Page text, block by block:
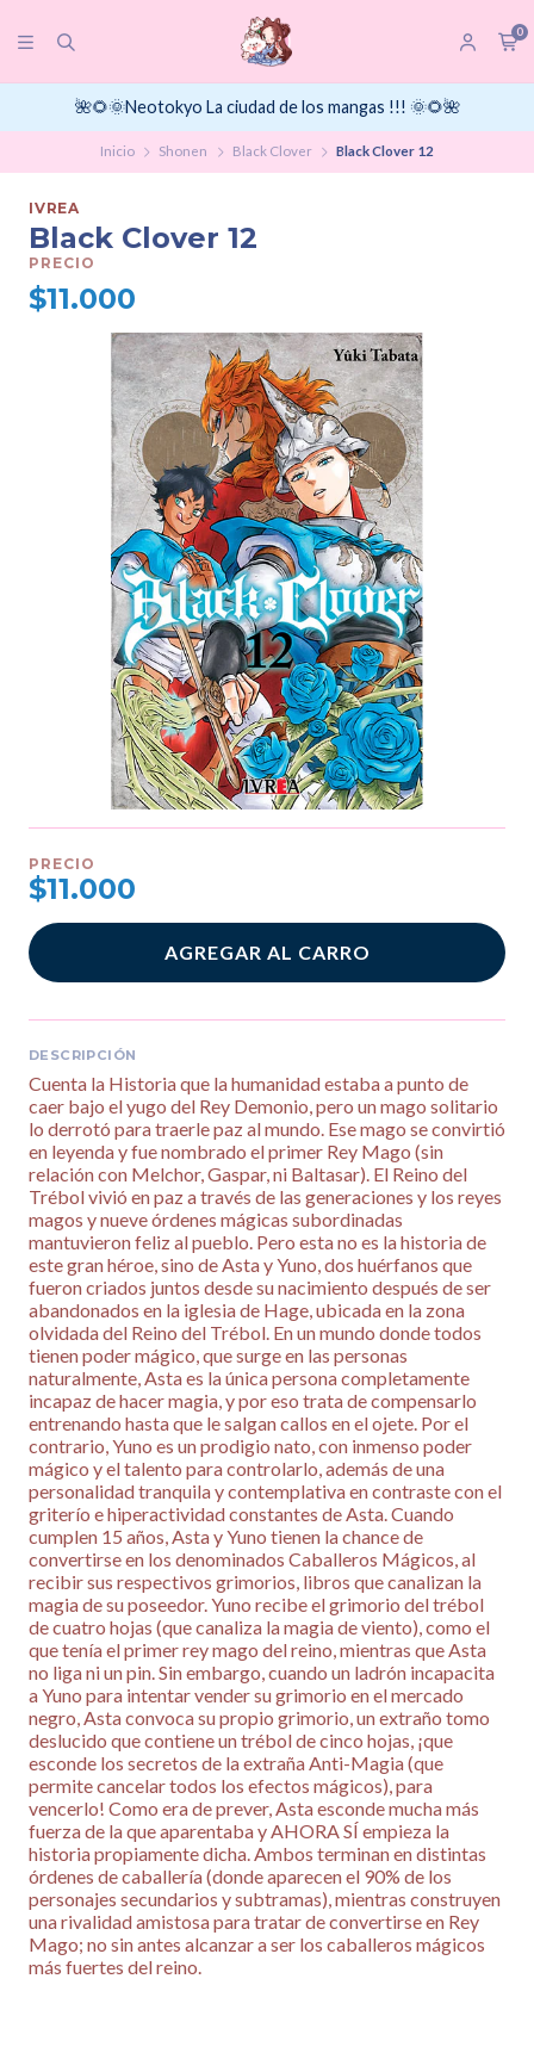
0
🌺🌻🌞Neotokyo La ciudad de los mangas !!! 🌞🌻🌺
Inicio Shonen Black Clover Black Clover 12
IVREA
Black Clover 12
PRECIO
$11.000
PRECIO
$11.000
AGREGAR AL CARRO
DESCRIPCIÓN
Cuenta la Historia que la humanidad estaba a punto de
caer bajo el yugo del Rey Demonio, pero un mago solitario
lo derrotó para traerle paz al mundo. Ese mago se convirtió
en leyenda y fue nombrado el primer Rey Mago (sin
relación con Melchor, Gaspar, ni Baltasar). El Reino del
Trébol vivió en paz a través de las generaciones y los reyes
magos y nueve órdenes mágicas subordinadas
mantuvieron feliz al pueblo. Pero esta no es la historia de
este gran héroe, sino de Asta y Yuno, dos huérfanos que
fueron criados juntos desde su nacimiento después de ser
abandonados en la iglesia de Hage, ubicada en la zona
olvidada del Reino del Trébol. En un mundo donde todos
tienen poder mágico, que surge en las personas
naturalmente, Asta es la única persona completamente
incapaz de hacer magia, y por eso trata de compensarlo
entrenando hasta que le salgan callos en el ojete. Por el
contrario, Yuno es un prodigio nato, con inmenso poder
mágico y el talento para controlarlo, además de una
personalidad tranquila y contemplativa en contraste con el
griterío e hiperactividad constantes de Asta. Cuando
cumplen 15 años, Asta y Yuno tienen la chance de
convertirse en los denominados Caballeros Mágicos, al
recibir sus respectivos grimorios, libros que canalizan la
magia de su poseedor. Yuno recibe el grimorio del trébol
de cuatro hojas (que canaliza la magia de viento), como el
que tenía el primer rey mago del reino, mientras que Asta
no liga ni un pin. Sin embargo, cuando un ladrón incapacita
a Yuno para intentar vender su grimorio en el mercado
negro, Asta convoca su propio grimorio, un extraño tomo
deslucido que contiene un trébol de cinco hojas, ¡que
esconde los secretos de la extraña Anti-Magia (que
permite cancelar todos los efectos mágicos), para
vencerlo! Como era de prever, Asta esconde mucha más
fuerza de la que aparentaba y AHORA SÍ empieza la
historia propiamente dicha. Ambos terminan en distintas
órdenes de caballería (donde aparecen el 90% de los
personajes secundarios y subtramas), mientras construyen
una rivalidad amistosa para tratar de convertirse en Rey
Mago; no sin antes alcanzar a ser los caballeros mágicos
más fuertes del reino.